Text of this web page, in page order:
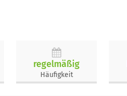
regelmäßig
Häufigkeit